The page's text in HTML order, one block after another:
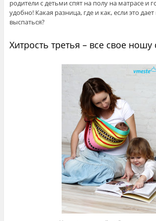
родители с детьми спят на полу на матрасе и
удобно! Какая разница, где и как, если это
выспаться?
Хитрость третья – все свое ношу